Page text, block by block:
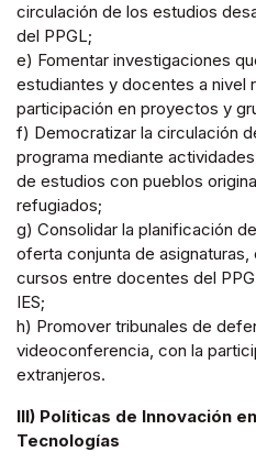
circulación de los estudios
del PPGL;
e) Fomentar investigaciones
estudiantes y docentes a nivel
participación en proyectos y
f) Democratizar la circulación
programa mediante
de estudios con pueblos
refugiados;
g) Consolidar la planificación
oferta conjunta de
cursos entre docentes del
IES;
h) Promover tribunales de
videoconferencia, con la
extranjeros.
III) Políticas de Innovación
Tecnologías